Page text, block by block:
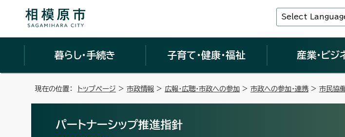
Select
暮らし・手続き 子育て・健康・福祉 産業・ビジ
現在の位置： トップページ > 市政情報 > 広報・広聴・市政への参加 > 市政への参加・連携 > 市民協
パートナーシップ推進指針